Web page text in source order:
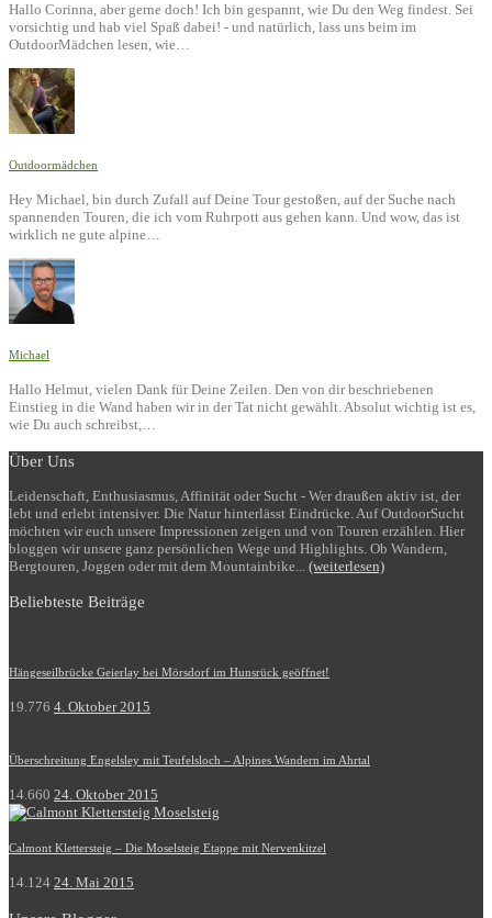
Hallo Corinna, aber gerne doch! Ich bin gespannt, wie Du den Weg findest. Sei
vorsichtig und hab viel Spaß dabei! - und natürlich, lass uns beim im
OutdoorMädchen lesen, wie…
Outdoormädchen
Hey Michael, bin durch Zufall auf Deine Tour gestoßen, auf der Suche nach
spannenden Touren, die ich vom Ruhrpott aus gehen kann. Und wow, das ist
wirklich ne gute alpine…
Michael
Hallo Helmut, vielen Dank für Deine Zeilen. Den von dir beschriebenen
Einstieg in die Wand haben wir in der Tat nicht gewählt. Absolut wichtig ist es,
wie Du auch schreibst,…
Über Uns
Leidenschaft, Enthusiasmus, Affinität oder Sucht - Wer draußen aktiv ist, der
lebt und erlebt intensiver. Die Natur hinterlässt Eindrücke. Auf OutdoorSucht
möchten wir euch unsere Impressionen zeigen und von Touren erzählen. Hier
bloggen wir unsere ganz persönlichen Wege und Highlights. Ob Wandern,
Bergtouren, Joggen oder mit dem Mountainbike... (weiterlesen)
Beliebteste Beiträge
Hängeseilbrücke Geierlay bei Mörsdorf im Hunsrück geöffnet!
19.776 4. Oktober 2015
Überschreitung Engelsley mit Teufelsloch – Alpines Wandern im Ahrtal
14.660 24. Oktober 2015
Calmont Klettersteig – Die Moselsteig Etappe mit Nervenkitzel
14.124 24. Mai 2015